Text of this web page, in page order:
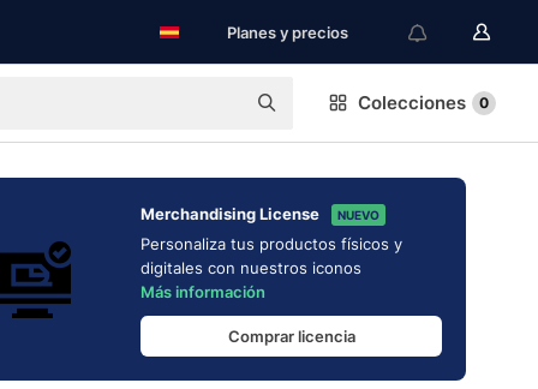
Planes y precios
Colecciones 0
Merchandising License NUEVO
Personaliza tus productos físicos y
digitales con nuestros iconos
Más información
Comprar licencia